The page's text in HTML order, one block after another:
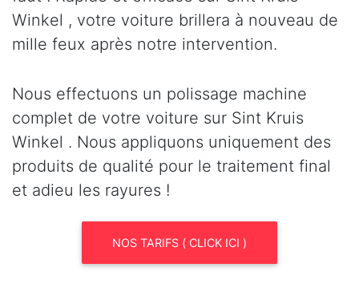
Winkel , votre voiture brillera à nouveau de
mille feux après notre intervention.
Nous effectuons un polissage machine
complet de votre voiture sur Sint Kruis
Winkel . Nous appliquons uniquement des
produits de qualité pour le traitement final
et adieu les rayures !
NOS TARIFS ( CLICK ICI )